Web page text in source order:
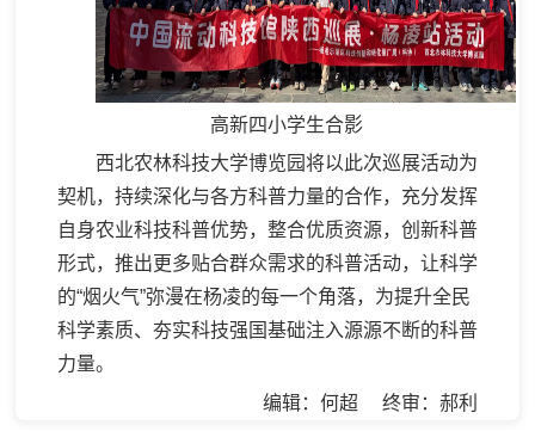
高新四小学生合影
西北农林科技大学博览园将以此次巡展活动为
契机，持续深化与各方科普力量的合作，充分发挥
自身农业科技科普优势，整合优质资源，创新科普
形式，推出更多贴合群众需求的科普活动，让科学
的“烟火气”弥漫在杨凌的每一个角落，为提升全民
科学素质、夯实科技强国基础注入源源不断的科普
力量。
编辑：何超 终审：郝利